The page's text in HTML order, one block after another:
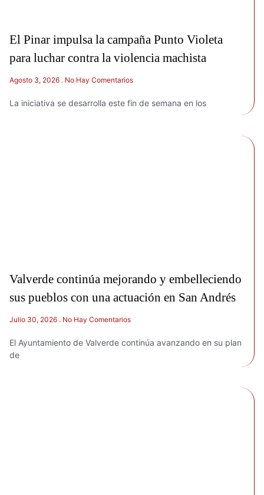
El Pinar impulsa la campaña Punto Violeta
para luchar contra la violencia machista
Agosto 3, 2026 No Hay Comentarios
La iniciativa se desarrolla este fin de semana en los
Valverde continúa mejorando y embelleciendo
sus pueblos con una actuación en San Andrés
Julio 30, 2026 No Hay Comentarios
El Ayuntamiento de Valverde continúa avanzando en su plan
de